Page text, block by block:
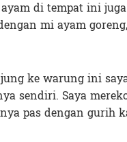
di tempat ini
mi ayam
ke warung ini
sendiri. Saya
pas dengan gurih